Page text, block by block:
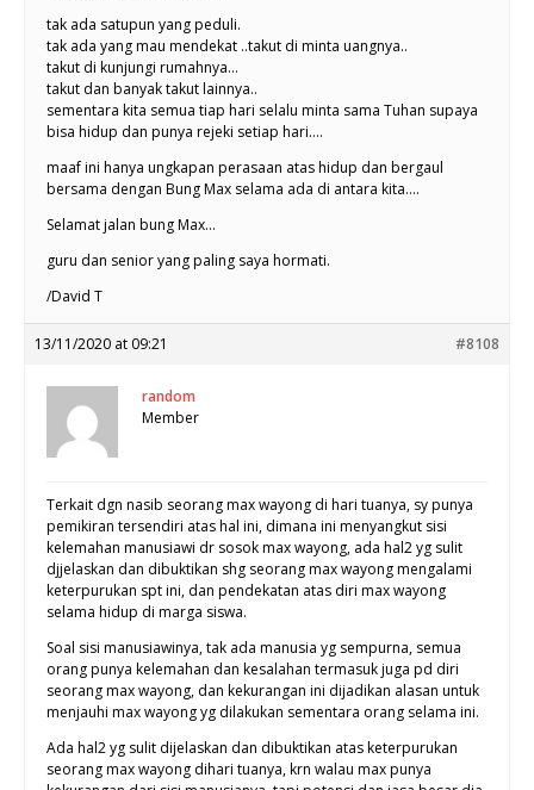
tak ada satupun yang peduli.
tak ada yang mau mendekat ..takut di minta uangnya..
takut di kunjungi rumahnya…
takut dan banyak takut lainnya..
sementara kita semua tiap hari selalu minta sama Tuhan supaya
bisa hidup dan punya rejeki setiap hari….
maaf ini hanya ungkapan perasaan atas hidup dan bergaul
bersama dengan Bung Max selama ada di antara kita….
Selamat jalan bung Max…
guru dan senior yang paling saya hormati.
/David T
13/11/2020 at 09:21 #8108
random
Member
Terkait dgn nasib seorang max wayong di hari tuanya, sy punya
pemikiran tersendiri atas hal ini, dimana ini menyangkut sisi
kelemahan manusiawi dr sosok max wayong, ada hal2 yg sulit
djjelaskan dan dibuktikan shg seorang max wayong mengalami
keterpurukan spt ini, dan pendekatan atas diri max wayong
selama hidup di marga siswa.
Soal sisi manusiawinya, tak ada manusia yg sempurna, semua
orang punya kelemahan dan kesalahan termasuk juga pd diri
seorang max wayong, dan kekurangan ini dijadikan alasan untuk
menjauhi max wayong yg dilakukan sementara orang selama ini.
Ada hal2 yg sulit dijelaskan dan dibuktikan atas keterpurukan
seorang max wayong dihari tuanya, krn walau max punya